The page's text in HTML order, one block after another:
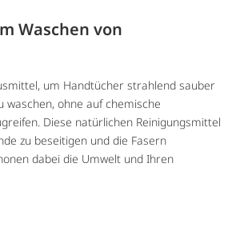
Waschen von
um Handtücher strahlend sauber
waschen, ohne auf chemische
Diese natürlichen Reinigungsmittel
zu beseitigen und die Fasern
dabei die Umwelt und Ihren